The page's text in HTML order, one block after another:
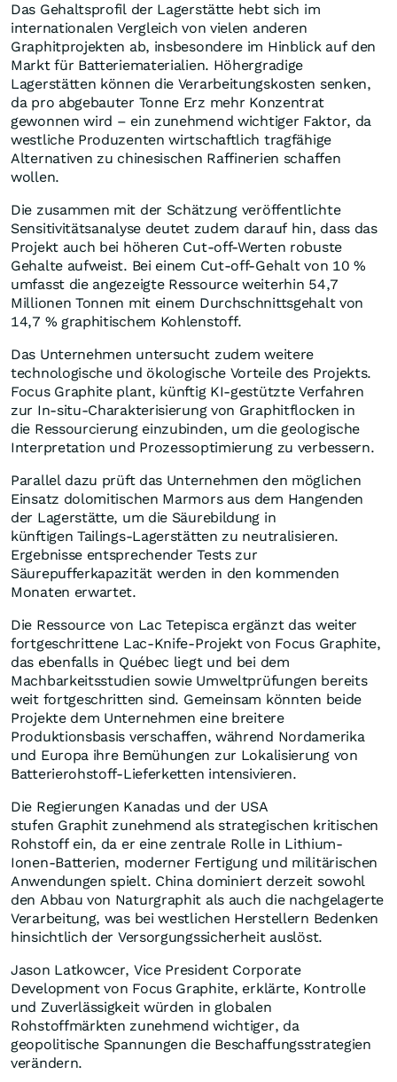
Das Gehaltsprofil der Lagerstätte hebt sich im
internationalen Vergleich von vielen anderen
Graphitprojekten ab, insbesondere im Hinblick auf den
Markt für Batteriematerialien. Höhergradige
Lagerstätten können die Verarbeitungskosten senken,
da pro abgebauter Tonne Erz mehr Konzentrat
gewonnen wird – ein zunehmend wichtiger Faktor, da
westliche Produzenten wirtschaftlich tragfähige
Alternativen zu chinesischen Raffinerien schaffen
wollen.
Die zusammen mit der Schätzung veröffentlichte
Sensitivitätsanalyse deutet zudem darauf hin, dass das
Projekt auch bei höheren Cut-off-Werten robuste
Gehalte aufweist. Bei einem Cut-off-Gehalt von 10 %
umfasst die angezeigte Ressource weiterhin 54,7
Millionen Tonnen mit einem Durchschnittsgehalt von
14,7 % graphitischem Kohlenstoff.
Das Unternehmen untersucht zudem weitere
technologische und ökologische Vorteile des Projekts.
Focus Graphite plant, künftig KI-gestützte Verfahren
zur In-situ-Charakterisierung von Graphitflocken in
die Ressourcierung einzubinden, um die geologische
Interpretation und Prozessoptimierung zu verbessern.
Parallel dazu prüft das Unternehmen den möglichen
Einsatz dolomitischen Marmors aus dem Hangenden
der Lagerstätte, um die Säurebildung in
künftigen Tailings-Lagerstätten zu neutralisieren.
Ergebnisse entsprechender Tests zur
Säurepufferkapazität werden in den kommenden
Monaten erwartet.
Die Ressource von Lac Tetepisca ergänzt das weiter
fortgeschrittene Lac-Knife-Projekt von Focus Graphite,
das ebenfalls in Québec liegt und bei dem
Machbarkeitsstudien sowie Umweltprüfungen bereits
weit fortgeschritten sind. Gemeinsam könnten beide
Projekte dem Unternehmen eine breitere
Produktionsbasis verschaffen, während Nordamerika
und Europa ihre Bemühungen zur Lokalisierung von
Batterierohstoff-Lieferketten intensivieren.
Die Regierungen Kanadas und der USA
stufen Graphit zunehmend als strategischen kritischen
Rohstoff ein, da er eine zentrale Rolle in Lithium-
Ionen-Batterien, moderner Fertigung und militärischen
Anwendungen spielt. China dominiert derzeit sowohl
den Abbau von Naturgraphit als auch die nachgelagerte
Verarbeitung, was bei westlichen Herstellern Bedenken
hinsichtlich der Versorgungssicherheit auslöst.
Jason Latkowcer, Vice President Corporate
Development von Focus Graphite, erklärte, Kontrolle
und Zuverlässigkeit würden in globalen
Rohstoffmärkten zunehmend wichtiger, da
geopolitische Spannungen die Beschaffungsstrategien
verändern.